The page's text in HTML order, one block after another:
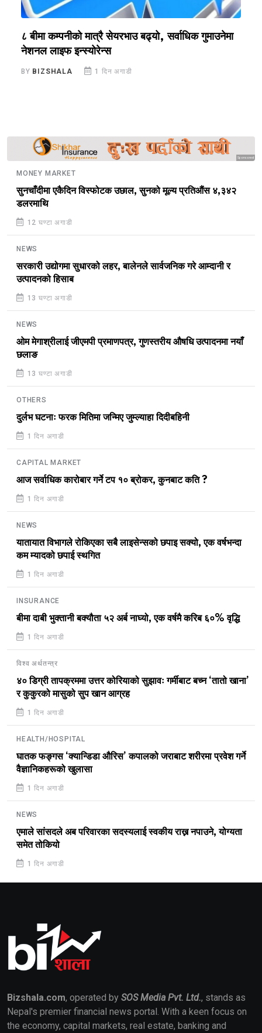
८ बीमा कम्पनीको मात्रै सेयरभाउ बढ्यो, सर्वाधिक गुमाउनेमा
नेशनल लाइफ इन्स्योरेन्स
BY BIZSHALA 1 दिन अगाडी
Sponsored
MONEY MARKET
सुनचाँदीमा एकैदिन विस्फोटक उछाल, सुनको मूल्य प्रतिऔंस ४,३४२
डलरमाथि
12 घण्टा अगाडी
NEWS
सरकारी उद्योगमा सुधारको लहर, बालेनले सार्वजनिक गरे आम्दानी र
उत्पादनको हिसाब
13 घण्टा अगाडी
NEWS
ओम मेगाश्रीलाई जीएमपी प्रमाणपत्र, गुणस्तरीय औषधि उत्पादनमा नयाँ
छलाङ
13 घण्टा अगाडी
OTHERS
दुर्लभ घटनाः फरक मितिमा जन्मिए जुम्ल्याहा दिदीबहिनी
1 दिन अगाडी
CAPITAL MARKET
आज सर्वाधिक कारोबार गर्ने टप १० ब्रोकर, कुनबाट कति ?
1 दिन अगाडी
NEWS
यातायात विभागले रोकिएका सबै लाइसेन्सको छपाइ सक्यो, एक वर्षभन्दा
कम म्यादको छपाई स्थगित
1 दिन अगाडी
INSURANCE
बीमा दाबी भुक्तानी बक्यौता ५२ अर्ब नाघ्यो, एक वर्षमै करिब ६०% वृद्धि
1 दिन अगाडी
विश्व अर्थतन्त्र
४० डिग्री तापक्रममा उत्तर कोरियाको सुझावः गर्मीबाट बच्न ‘तातो खाना’
र कुकुरको मासुको सुप खान आग्रह
1 दिन अगाडी
HEALTH/HOSPITAL
घातक फङ्गस ‘क्यान्डिडा औरिस’ कपालको जराबाट शरीरमा प्रवेश गर्ने
वैज्ञानिकहरूको खुलासा
1 दिन अगाडी
NEWS
एमाले सांसदले अब परिवारका सदस्यलाई स्वकीय राख्न नपाउने, योग्यता
समेत तोकियो
1 दिन अगाडी
Bizshala.com, operated by SOS Media Pvt. Ltd., stands as
Nepal's premier financial news portal. With a keen focus on
the economy, capital markets, real estate, banking and